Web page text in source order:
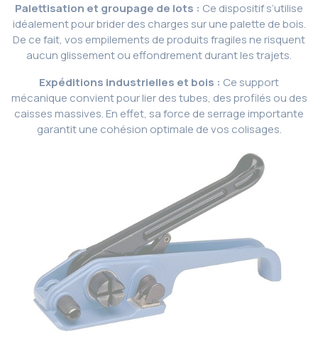
Palettisation et groupage de lots : Ce dispositif s’utilise
idéalement pour brider des charges sur une palette de bois.
De ce fait, vos empilements de produits fragiles ne risquent
aucun glissement ou effondrement durant les trajets.
Expéditions industrielles et bois : Ce support
mécanique convient pour lier des tubes, des profilés ou des
caisses massives. En effet, sa force de serrage importante
garantit une cohésion optimale de vos colisages.